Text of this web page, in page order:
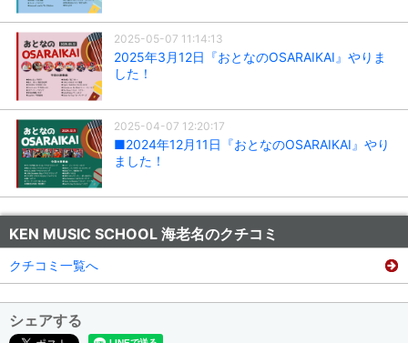
2025-05-07 11:14:13
2025年3月12日『おとなのOSARAIKAI』やりま
した！
2025-04-07 12:20:17
■2024年12月11日『おとなのOSARAIKAI』やり
ました！
KEN MUSIC SCHOOL 海老名のクチコミ
クチコミ一覧へ
シェアする